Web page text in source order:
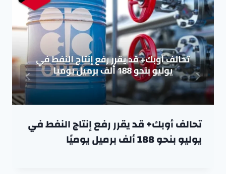
تحالف أوبك+ قد يقرر رفع إنتاج النفط في
يوليو بنحو 188 ألف برميل يوميًا